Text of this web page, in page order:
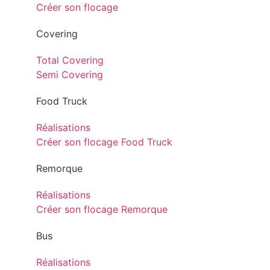
Créer son flocage
Covering
Total Covering
Semi Covering
Food Truck
Réalisations
Créer son flocage Food Truck
Remorque
Réalisations
Créer son flocage Remorque
Bus
Réalisations